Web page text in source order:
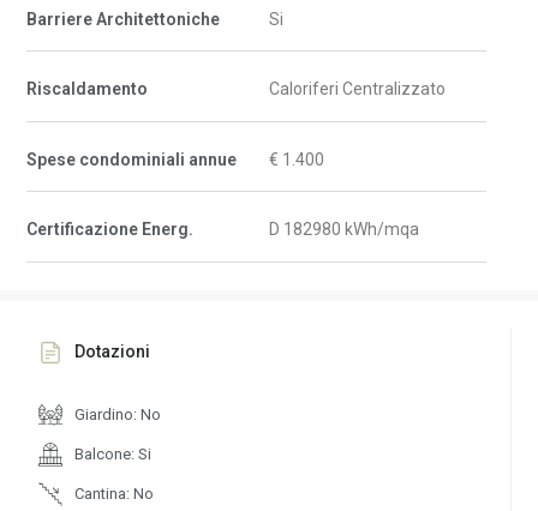
Barriere Architettoniche Si
Riscaldamento Caloriferi Centralizzato
Spese condominiali annue € 1.400
Certificazione Energ. D 182980 kWh/mqa
Dotazioni
Giardino: No
Balcone: Si
Cantina: No